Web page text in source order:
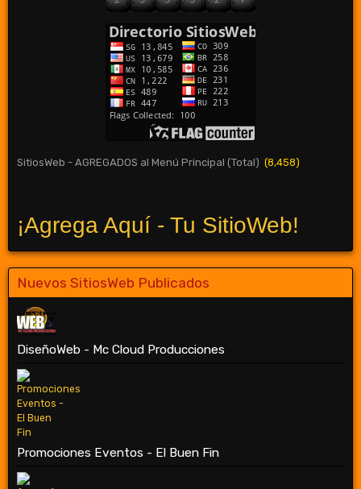
SitiosWeb - AGREGADOS al Menú Principal (Total) (8,458)
¡Agrega Aquí - Tu SitioWeb!
Nuevos SitiosWeb Publicados
DiseñoWeb - Mc Cloud Producciones
Promociones Eventos - El Buen Fin